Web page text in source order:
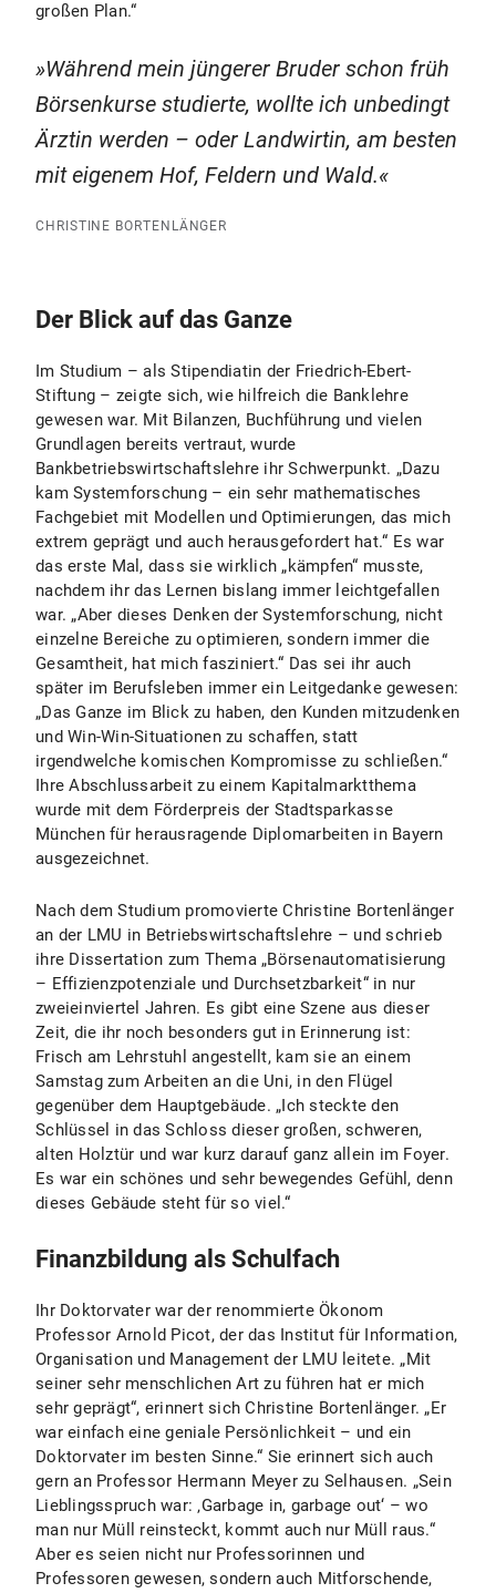
großen Plan.“
Während mein jüngerer Bruder schon früh
Börsenkurse studierte, wollte ich unbedingt
Ärztin werden – oder Landwirtin, am besten
mit eigenem Hof, Feldern und Wald.
CHRISTINE BORTENLÄNGER
Der Blick auf das Ganze
Im Studium – als Stipendiatin der Friedrich-Ebert-
Stiftung – zeigte sich, wie hilfreich die Banklehre
gewesen war. Mit Bilanzen, Buchführung und vielen
Grundlagen bereits vertraut, wurde
Bankbetriebswirtschaftslehre ihr Schwerpunkt. „Dazu
kam Systemforschung – ein sehr mathematisches
Fachgebiet mit Modellen und Optimierungen, das mich
extrem geprägt und auch herausgefordert hat.“ Es war
das erste Mal, dass sie wirklich „kämpfen“ musste,
nachdem ihr das Lernen bislang immer leichtgefallen
war. „Aber dieses Denken der Systemforschung, nicht
einzelne Bereiche zu optimieren, sondern immer die
Gesamtheit, hat mich fasziniert.“ Das sei ihr auch
später im Berufsleben immer ein Leitgedanke gewesen:
„Das Ganze im Blick zu haben, den Kunden mitzudenken
und Win-Win-Situationen zu schaffen, statt
irgendwelche komischen Kompromisse zu schließen.“
Ihre Abschlussarbeit zu einem Kapitalmarktthema
wurde mit dem Förderpreis der Stadtsparkasse
München für herausragende Diplomarbeiten in Bayern
ausgezeichnet.
Nach dem Studium promovierte Christine Bortenlänger
an der LMU in Betriebswirtschaftslehre – und schrieb
ihre Dissertation zum Thema „Börsenautomatisierung
– Effizienzpotenziale und Durchsetzbarkeit“ in nur
zweieinviertel Jahren. Es gibt eine Szene aus dieser
Zeit, die ihr noch besonders gut in Erinnerung ist:
Frisch am Lehrstuhl angestellt, kam sie an einem
Samstag zum Arbeiten an die Uni, in den Flügel
gegenüber dem Hauptgebäude. „Ich steckte den
Schlüssel in das Schloss dieser großen, schweren,
alten Holztür und war kurz darauf ganz allein im Foyer.
Es war ein schönes und sehr bewegendes Gefühl, denn
dieses Gebäude steht für so viel.“
Finanzbildung als Schulfach
Ihr Doktorvater war der renommierte Ökonom
Professor Arnold Picot, der das Institut für Information,
Organisation und Management der LMU leitete. „Mit
seiner sehr menschlichen Art zu führen hat er mich
sehr geprägt“, erinnert sich Christine Bortenlänger. „Er
war einfach eine geniale Persönlichkeit – und ein
Doktorvater im besten Sinne.“ Sie erinnert sich auch
gern an Professor Hermann Meyer zu Selhausen. „Sein
Lieblingsspruch war: ‚Garbage in, garbage out‘ – wo
man nur Müll reinsteckt, kommt auch nur Müll raus.“
Aber es seien nicht nur Professorinnen und
Professoren gewesen, sondern auch Mitforschende,